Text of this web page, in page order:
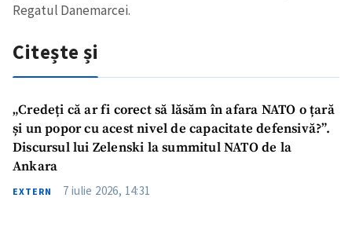
Regatul Danemarcei.
Citește și
„Credeți că ar fi corect să lăsăm în afara NATO o țară
și un popor cu acest nivel de capacitate defensivă?”.
Discursul lui Zelenski la summitul NATO de la
Ankara
EXTERN 7 iulie 2026, 14:31